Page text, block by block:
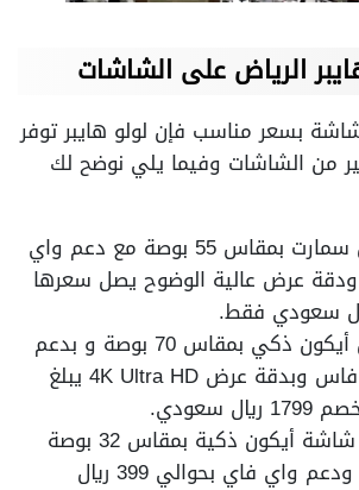
الرياض على الشاشات
بسعر مناسب فإن لولو هايبر توفر
من الشاشات وفيما يلي نوضح لك
شاشة أيكون سمارت بمقاس 55 بوصة مع دعم واي
عرض عالية الوضوح يصل سعرها
متاح تلفزيون أيكون ذكي بمقاس 70 بوصة و بدعم
جوجل وواي فاس وبدقة عرض 4K Ultra HD يبلغ
سعودي.
تتوافر كذلك شاشة أيكون ذكية بمقاس 32 بوصة
بمنفذ HDMI ودعم واي فاي بحوالي 399 ريال